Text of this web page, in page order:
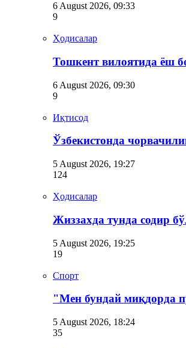
6 August 2026, 09:33
9
Ҳодисалар
Тошкент вилоятида ёш
6 August 2026, 09:30
9
Иқтисод
Ўзбекистонда
5 August 2026, 19:27
124
Ҳодисалар
Жиззахда тунда содир
5 August 2026, 19:25
19
Спорт
"Мен бундай миқдорда
5 August 2026, 18:24
35